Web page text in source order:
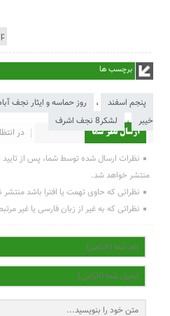
برچسب ها
پنجم اسفند ، روز حماسه و ایثار نجف
خیبر
، لشکر8 نجف اشرف
ارسال نظر شما
در
نظرات ارسال شده توسط شما، پس از
منتشر خواهد شد.
نظراتی که حاوی تهمت یا افترا باشد
نظراتی که به غیر از زبان فارسی یا غیر